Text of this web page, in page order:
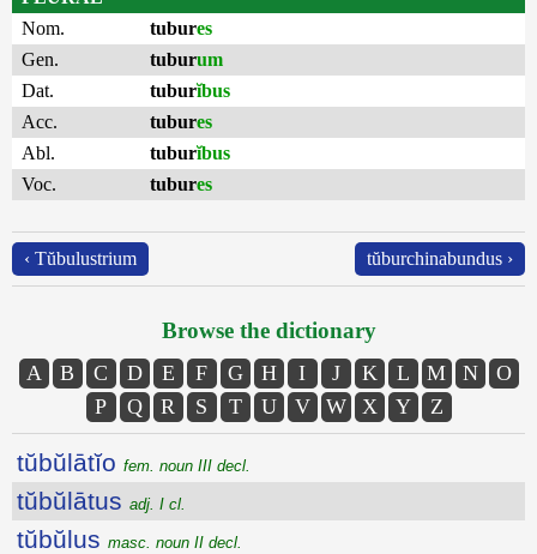
Nom.
tubures
Gen.
tuburum
Dat.
tuburĭbus
Acc.
tubures
Abl.
tuburĭbus
Voc.
tubures
‹ Tŭbulustrium tŭburchinabundus ›
Browse the dictionary
A B C D E F G H I J K L M N
O
P
Q R S T U V W X Y Z
tŭbŭlātĭo fem. noun III decl.
tŭbŭlātus adj. I cl.
tŭbŭlus masc. noun II decl.